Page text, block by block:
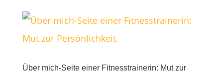
Über mich-Seite einer Fitnesstrainerin: Mut zur